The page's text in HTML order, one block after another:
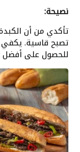
نصيحة:
تأكدي من أن
تصبح قاسية.
للحصول على